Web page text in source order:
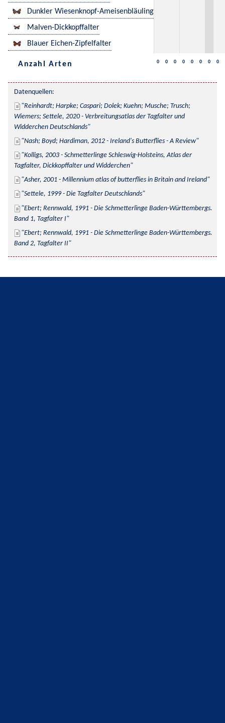
Dunkler Wiesenknopf-Ameisenbläuling
Malven-Dickkopffalter
Blauer Eichen-Zipfelfalter
Anzahl Arten 0 0 0 0 0 0 0 0
Datenquellen:
Reinhardt; Harpke; Caspari; Dolek; Kuehn; Musche; Trusch;
Wiemers; Settele, 2020 - Verbreitungsatlas der Tagfalter und
Widderchen Deutschlands
Nash; Boyd; Hardiman, 2012 - Ireland's Butterflies - A Review
Kolligs, 2003 - Schmetterlinge Schleswig-Holsteins, Atlas der
Tagfalter, Dickkopffalter und Widderchen
Asher, 2001 - Millennium atlas of butterflies in Britain and Ireland
Settele, 1999 - Die Tagfalter Deutschlands
Ebert; Rennwald, 1991 - Die Schmetterlinge Baden-Württembergs.
Band 1, Tagfalter I
Ebert; Rennwald, 1991 - Die Schmetterlinge Baden-Württembergs.
Band 2, Tagfalter II